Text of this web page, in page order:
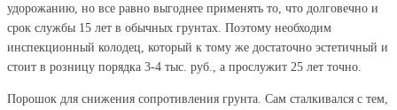
удорожанию, но все равно выгоднее применять то, что долговечно и
срок службы 15 лет в обычных грунтах. Поэтому необходим
инспекционный колодец, который к тому же достаточно эстетичный и
стоит в розницу порядка 3-4 тыс. руб., а прослужит 25 лет точно.
Порошок для снижения сопротивления грунта. Сам сталкивался с тем,